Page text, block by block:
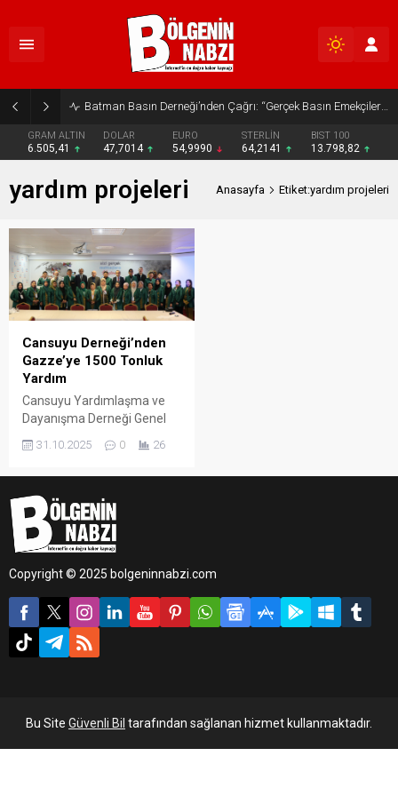
Batman Basın Derneği’nden Çağrı: “Gerçek Basın Emekçileri Desteklenmeli”
GRAM ALTIN
6.505,41
DOLAR
47,7014
EURO
54,9990
STERLİN
64,2141
BIST 100
13.798,82
yardım projeleri Anasayfa Etiket:yardım projeleri
Cansuyu Derneği’nden
Gazze’ye 1500 Tonluk
Yardım
Cansuyu Yardımlaşma ve
Dayanışma Derneği Genel
Gazze’de 7 Ekim’de
çalışmalarının aralıksız
sürdüğünü açıkladı.
31.10.2025 0 26
Copyright © 2025 bolgeninnabzi.com
Bu Site Güvenli Bil tarafından sağlanan hizmet kullanmaktadır.